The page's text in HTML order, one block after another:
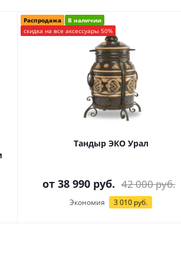
Распродажа
В наличии
скидка на все аксессуары 50%
Тандыр ЭКО Урал
от 38 990 руб. 42 000 руб.
Экономия 3 010 руб.